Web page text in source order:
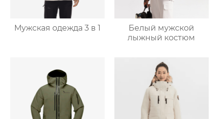
Мужская одежда 3 в 1
Белый мужской
лыжный костюм